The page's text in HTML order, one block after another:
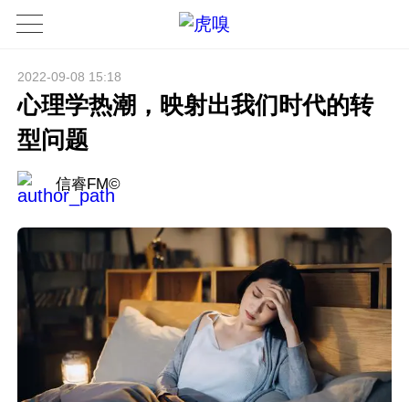
2022-09-08 15:18
心理学热潮，映射出我们时代的转
型问题
信睿FM©